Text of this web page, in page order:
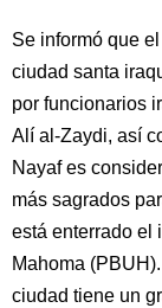
Se informó que
ciudad santa
por funcionarios
Alí al-Zaydi, así
Nayaf es
más sagrados
está enterrado el
Mahoma
ciudad tiene un